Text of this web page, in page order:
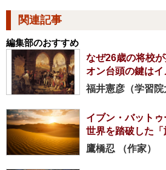
関連記事
編集部のおすすめ
なぜ26歳の将校
オン台頭の鍵は
福井憲彦（学習院
イブン・バット
世界を踏破した
鷹橋忍 （作家）